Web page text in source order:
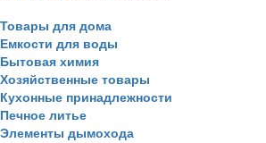
Товары для дома
Емкости для воды
Бытовая химия
Хозяйственные товары
Кухонные принадлежности
Печное литье
Элементы дымохода